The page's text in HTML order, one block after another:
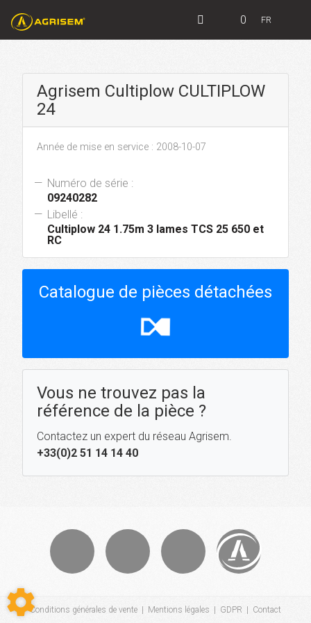
0 FR
Agrisem Cultiplow CULTIPLOW
24
Année de mise en service : 2008-10-07
Numéro de série :
09240282
Libellé :
Cultiplow 24 1.75m 3 lames TCS 25 650 et
RC
Catalogue de pièces détachées
hourglass_top
Vous ne trouvez pas la
référence de la pièce ?
Contactez un expert du réseau Agrisem.
+33(0)2 51 14 14 40
Conditions générales de vente Mentions légales GDPR Contact